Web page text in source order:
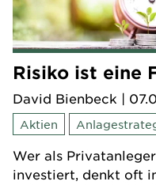
Risiko ist eine
David Bienbeck |
Aktien
Wer als
investiert, denkt oft